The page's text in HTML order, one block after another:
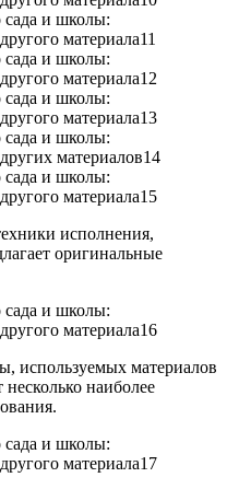
исполнения,
оригинальные
используемых материалов
наиболее